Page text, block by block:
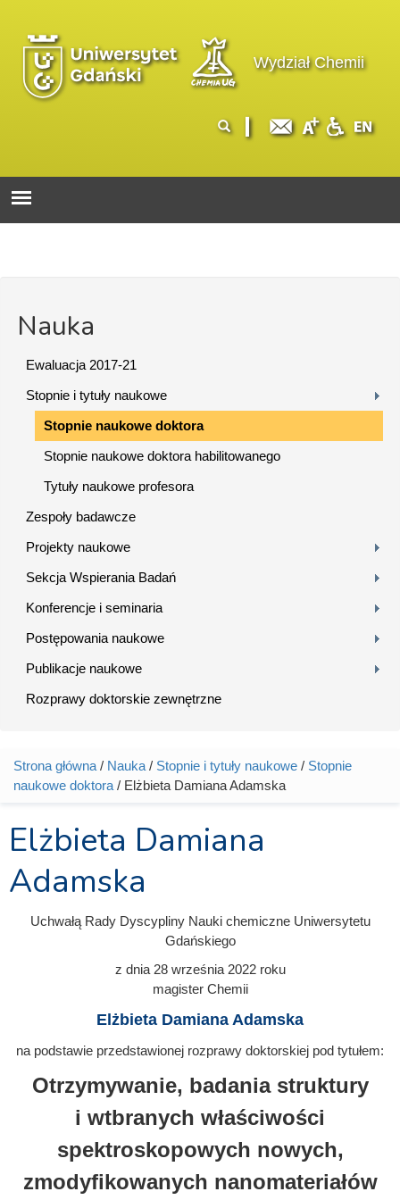
Wydział Chemii
wyszukiwania
Nauka
Ewaluacja 2017-21
Stopnie i tytuły naukowe
Stopnie naukowe doktora
Stopnie naukowe doktora habilitowanego
Tytuły naukowe profesora
Zespoły badawcze
Projekty naukowe
Sekcja Wspierania Badań
Konferencje i seminaria
Postępowania naukowe
Publikacje naukowe
Rozprawy doktorskie zewnętrzne
Jesteś tutaj
Strona główna / Nauka / Stopnie i tytuły naukowe / Stopnie
naukowe doktora / Elżbieta Damiana Adamska
Elżbieta Damiana
Adamska
Uchwałą Rady Dyscypliny Nauki chemiczne Uniwersytetu
Gdańskiego
z dnia 28 września 2022roku
magister Chemii
Elżbieta Damiana Adamska
na podstawie przedstawionej rozprawy doktorskiej pod tytułem:
Otrzymywanie, badania struktury
i wtbranych właściwości
spektroskopowych nowych,
zmodyfikowanych nanomateriałów